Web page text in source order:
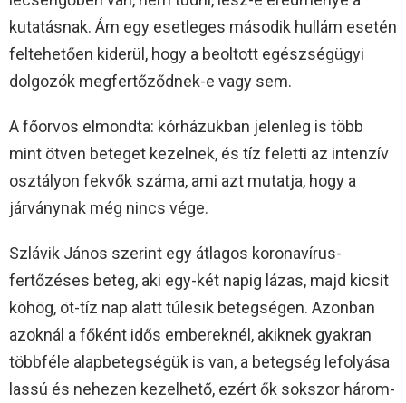
kutatásnak. Ám egy esetleges második hullám esetén
feltehetően kiderül, hogy a beoltott egészségügyi
dolgozók megfertőződnek-e vagy sem.
A főorvos elmondta: kórházukban jelenleg is több
mint ötven beteget kezelnek, és tíz feletti az intenzív
osztályon fekvők száma, ami azt mutatja, hogy a
járványnak még nincs vége.
Szlávik János szerint egy átlagos koronavírus-
fertőzéses beteg, aki egy-két napig lázas, majd kicsit
köhög, öt-tíz nap alatt túlesik betegségen. Azonban
azoknál a főként idős embereknél, akiknek gyakran
többféle alapbetegségük is van, a betegség lefolyása
lassú és nehezen kezelhető, ezért ők sokszor három-